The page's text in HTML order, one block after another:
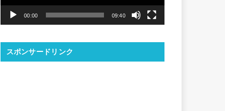
ヤ
00:00 09:40
スポンサードリンク